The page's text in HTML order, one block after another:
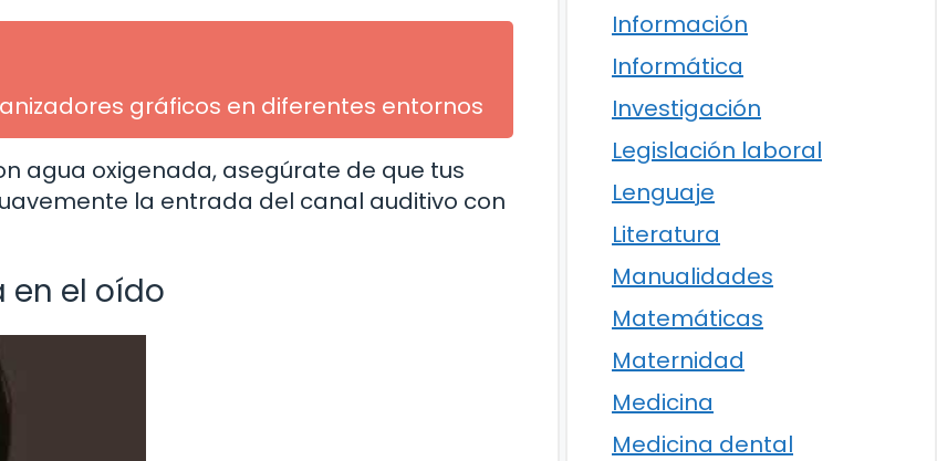
gráficos en diferentes entornos
agua oxigenada, asegúrate de que tus
la entrada del canal auditivo con
en el oído
Información
Informática
Investigación
Legislación laboral
Lenguaje
Literatura
Manualidades
Matemáticas
Maternidad
Medicina
Medicina dental